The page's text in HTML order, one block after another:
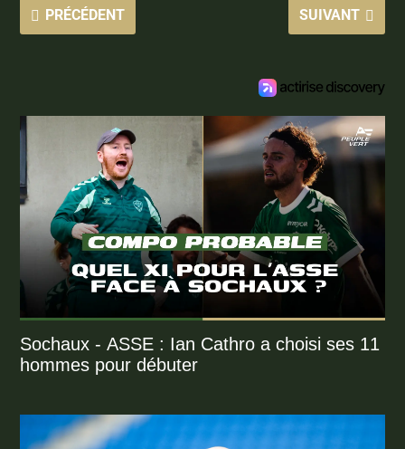
PRÉCÉDENT SUIVANT
Sochaux - ASSE : Ian Cathro a choisi ses 11
hommes pour débuter